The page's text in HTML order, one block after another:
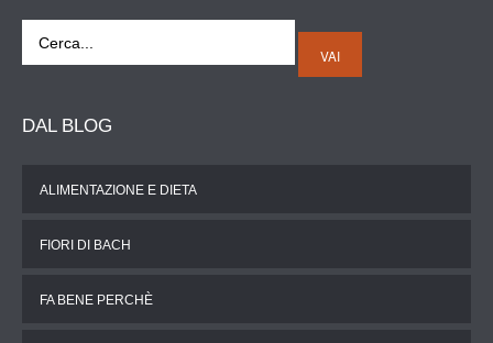
VAI
DAL BLOG
ALIMENTAZIONE E DIETA
FIORI DI BACH
FA BENE PERCHÈ